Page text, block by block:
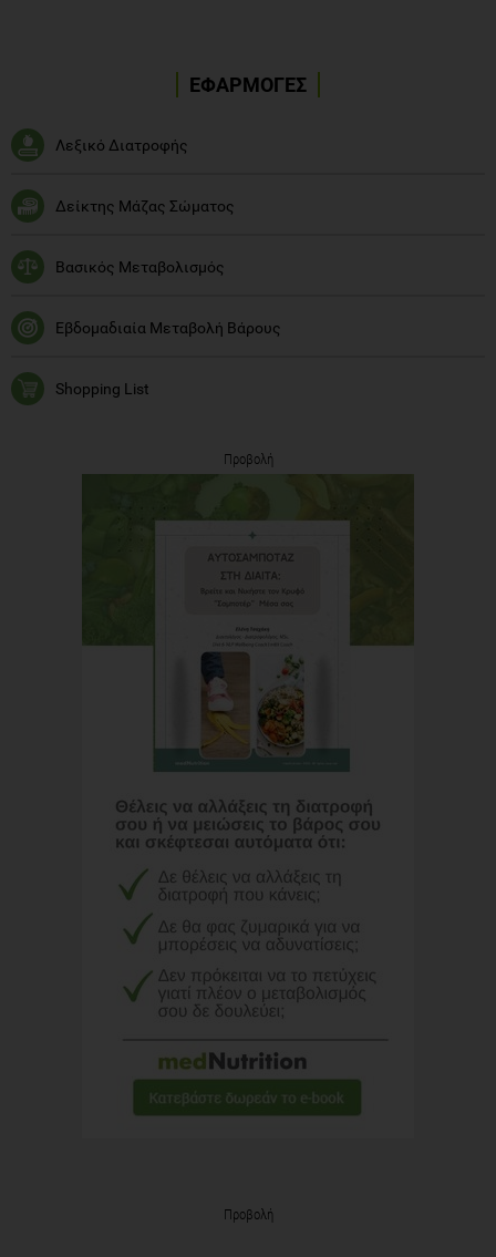
ΕΦΑΡΜΟΓΕΣ
Λεξικό Διατροφής
Δείκτης Μάζας Σώματος
Βασικός Μεταβολισμός
Εβδομαδιαία Μεταβολή Βάρους
Shopping List
Προβολή
Προβολή